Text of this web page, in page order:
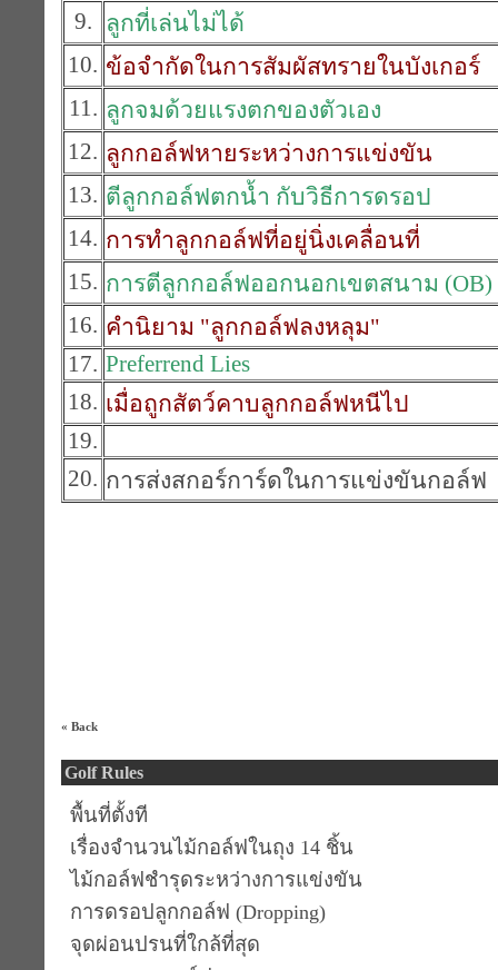
9. ลูกที่เล่นไม่ได้
10. ข้อจำกัดในการสัมผัสทรายในบังเกอร์
11. ลูกจมด้วยแรงตกของตัวเอง
12. ลูกกอล์ฟหายระหว่างการแข่งขัน
13. ตีลูกกอล์ฟตกน้ำ กับวิธีการดรอป
14. การทำลูกกอล์ฟที่อยู่นิ่งเคลื่อนที่
15. การตีลูกกอล์ฟออกนอกเขตสนาม (OB)
16. คำนิยาม "ลูกกอล์ฟลงหลุม"
17. Preferrend Lies
18. เมื่อถูกสัตว์คาบลูกกอล์ฟหนีไป
19.
20. การส่งสกอร์การ์ดในการแข่งขันกอล์ฟ
« Back
Golf Rules
พื้นที่ตั้งที
เรื่องจำนวนไม้กอล์ฟในถุง 14 ชิ้น
ไม้กอล์ฟชำรุดระหว่างการแข่งขัน
การดรอปลูกกอล์ฟ (Dropping)
จุดผ่อนปรนที่ใกล้ที่สุด